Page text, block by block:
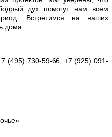
дух помогут нам всем
Встретимся на наших
дома.
(495) 730-59-66, +7 (925) 091-